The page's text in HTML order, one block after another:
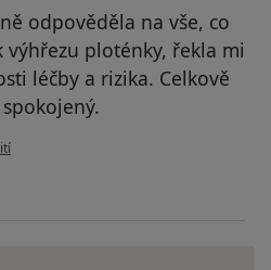
odpověděla na vše, co
výhřezu ploténky, řekla mi
léčby a rizika. Celkově
Váš účet byl odstraněn